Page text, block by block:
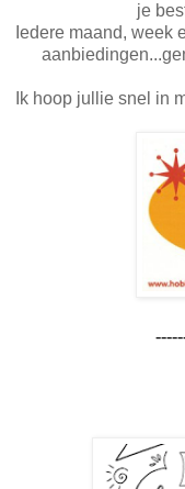
je
Iedere maand, week
Ik hoop jullie snel in